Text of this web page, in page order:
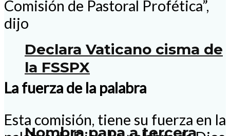
Declara Vaticano cisma de
la FSSPX
Nombra papa a tercera
Comisión de Pastoral Profética”,
dijo
La fuerza de la palabra
Esta comisión, tiene su fuerza en la